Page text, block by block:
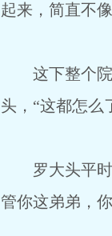
起来，简直不
这下整个院
头，“这都怎么
罗大头平时
管你这弟弟，